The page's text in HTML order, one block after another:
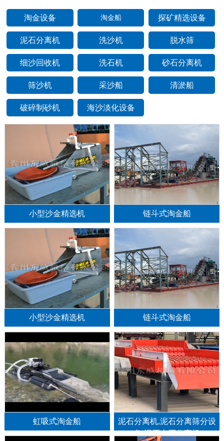
1 3
淘金设备 淘金船 探矿精选设备
泥石分离机 洗沙机 脱水筛
细沙回收机 洗石机 砂石分离机
筛沙机 采沙船 清淤船
破碎制砂机 海沙淡化设备
小型沙金精选机 链斗式淘金船
小型沙金精选机 链斗式淘金船
虹吸式淘金船
泥石分离机,泥石分离筛分设
备,泥石土石分离机